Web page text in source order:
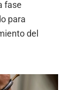
fase
para
del